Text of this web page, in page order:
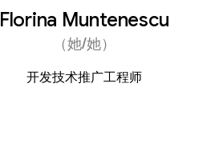
Florina Muntenescu
（她/她）
开发技术推广工程师